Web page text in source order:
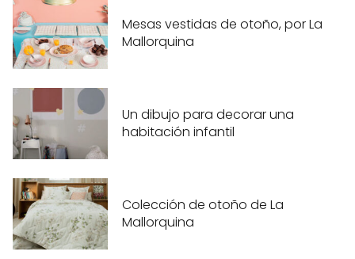
Mesas vestidas de otoño, por La
Mallorquina
Un dibujo para decorar una
habitación infantil
Colección de otoño de La
Mallorquina